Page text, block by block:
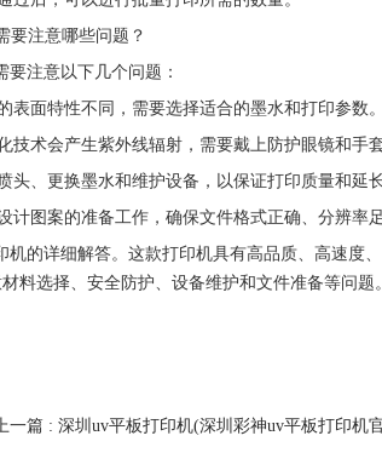
要注意哪些问题？
注意以下几个问题：
表面特性不同，需要选择适合的墨水和打印参数
技术会产生紫外线辐射，需要戴上防护眼镜和手
头、更换墨水和维护设备，以保证打印质量和延
计图案的准备工作，确保文件格式正确、分辨率
机的详细解答。这款打印机具有高品质、高速度
料选择、安全防护、设备维护和文件准备等问题
一篇 : 深圳uv平板打印机(深圳彩神uv平板打印机